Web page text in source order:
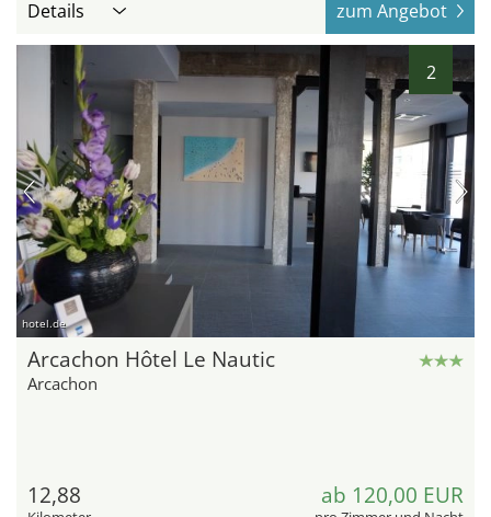
Details zum Angebot
2
hotel.de
Arcachon Hôtel Le Nautic
Arcachon
12,88 ab 120,00 EUR